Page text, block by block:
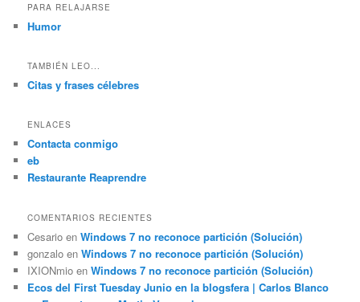
PARA RELAJARSE
Humor
TAMBIÉN LEO...
Citas y frases célebres
ENLACES
Contacta conmigo
eb
Restaurante Reaprendre
COMENTARIOS RECIENTES
Cesario enWindows 7 no reconoce partición (Solución)
gonzalo enWindows 7 no reconoce partición (Solución)
IXIONmio enWindows 7 no reconoce partición (Solución)
Ecos del First Tuesday Junio en la blogsfera | Carlos Blanco